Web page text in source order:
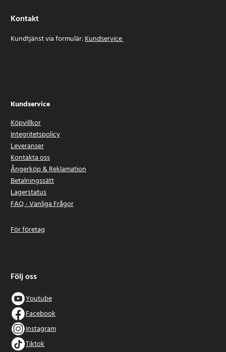
Kontakt
Kundtjänst via formulär:Kundservice
Kundservice
Köpvillkor
Integritetspolicy
Leveranser
Kontakta oss
Ångerköp & Reklamation
Betalningssätt
Lagerstatus
FAQ - Vanliga Frågor
För företag
Följ oss
Youtube
Facebook
Instagram
Tiktok